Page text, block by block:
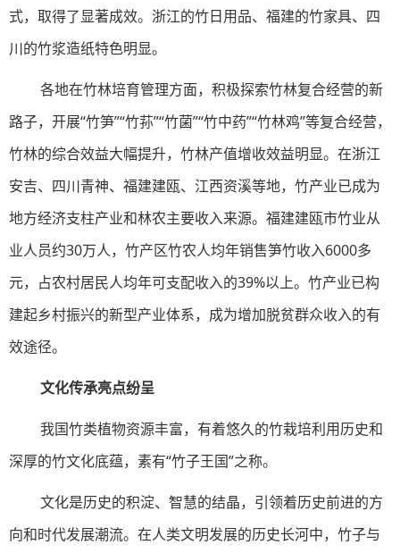
式，取得了显著成效。浙江的竹日用品、福建的竹家具、四
川的竹浆造纸特色明显。
各地在竹林培育管理方面，积极探索竹林复合经营的新
路子，开展“竹笋”“竹荪”“竹菌”“竹中药”“竹林鸡”等复合经营，
竹林的综合效益大幅提升，竹林产值增收效益明显。在浙江
安吉、四川青神、福建建瓯、江西资溪等地，竹产业已成为
地方经济支柱产业和林农主要收入来源。福建建瓯市竹业从
业人员约30万人，竹产区竹农人均年销售笋竹收入6000多
元，占农村居民人均年可支配收入的39%以上。竹产业已构
建起乡村振兴的新型产业体系，成为增加脱贫群众收入的有
效途径。
文化传承亮点纷呈
我国竹类植物资源丰富，有着悠久的竹栽培利用历史和
深厚的竹文化底蕴，素有“竹子王国”之称。
文化是历史的积淀、智慧的结晶，引领着历史前进的方
向和时代发展潮流。在人类文明发展的历史长河中，竹子与